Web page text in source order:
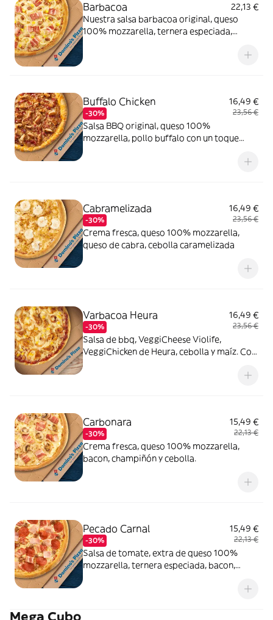
Barbacoa
22,13 €
Nuestra salsa barbacoa original, queso
100% mozzarella, ternera especiada,
Buffalo Chicken
-30%
16,49 €
23,56 €
Salsa BBQ original, queso 100%
mozzarella, pollo buffalo con un toque
Cabramelizada
-30%
16,49 €
23,56 €
Crema fresca, queso 100% mozzarella,
queso de cabra, cebolla caramelizada
Varbacoa Heura
-30%
16,49 €
23,56 €
Salsa de bbq, VeggiCheese Violife,
VeggiChicken de Heura, cebolla y maíz. Con
Carbonara
-30%
15,49 €
22,13 €
Crema fresca, queso 100% mozzarella,
bacon, champiñón y cebolla.
Pecado Carnal
-30%
15,49 €
22,13 €
Salsa de tomate, extra de queso 100%
mozzarella, ternera especiada, bacon,
Mega Cubo